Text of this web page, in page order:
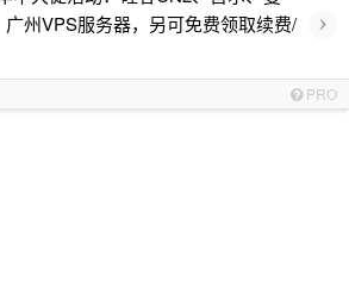
州VPS服务器，另可免费领取续费/
›
PRO